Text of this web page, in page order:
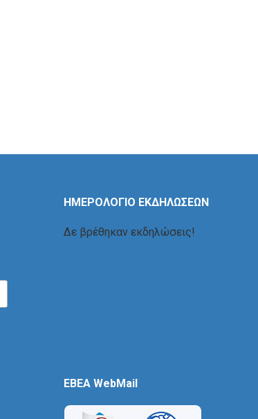
ΗΜΕΡΟΛΟΓΙΟ ΕΚΔΗΛΩΣΕΩΝ
Δε βρέθηκαν εκδηλώσεις!
EBEA WebMail